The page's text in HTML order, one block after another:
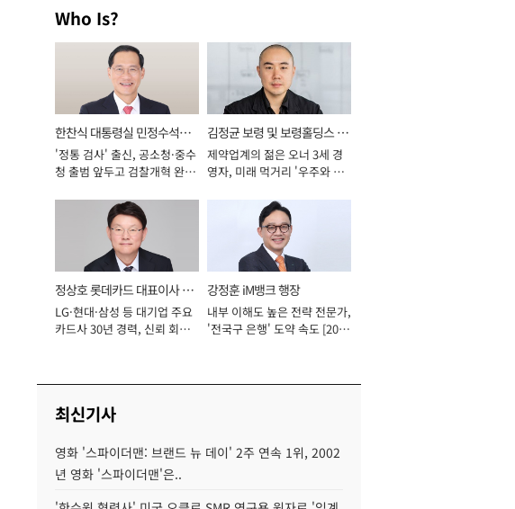
Who Is?
한찬식 대통령실 민정수석비
서관
'정통 검사' 출신, 공소청·중수
청 출범 앞두고 검찰개혁 완수
김정균 보령 및 보령홀딩스 대
표이사 사장
제약업계의 젊은 오너 3세 경
영자, 미래 먹거리 '우주와 헬
정상호 롯데카드 대표이사 사
장
LG·현대·삼성 등 대기업 주요
카드사 30년 경력, 신뢰 회복
강정훈 iM뱅크 행장
내부 이해도 높은 전략 전문가,
'전국구 은행' 도약 속도 [2026
최신기사
영화 '스파이더맨: 브랜드 뉴 데이' 2주 연속 1위, 2002
년 영화 '스파이더맨'은..